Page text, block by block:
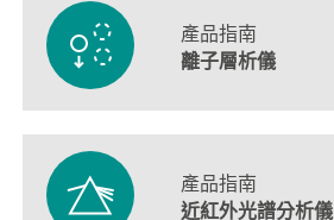
產品指南
離子層析儀
產品指南
近紅外光譜分析儀